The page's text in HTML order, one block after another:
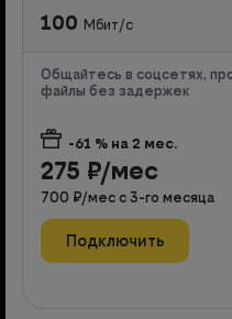
100 Мбит/с
Общайтесь в соцсетях,
файлы без задержек
-61 % на 2 мес.
275 ₽/мес
700 ₽/мес с 3-го месяца
Подключить